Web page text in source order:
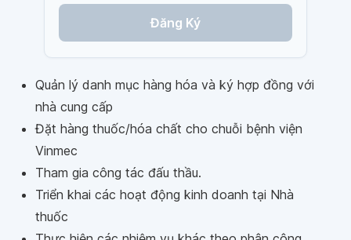
Đăng Ký
Quản lý danh mục hàng hóa và ký hợp đồng với
nhà cung cấp
Đặt hàng thuốc/hóa chất cho chuỗi bệnh viện
Vinmec
Tham gia công tác đấu thầu.
Triển khai các hoạt động kinh doanh tại Nhà
thuốc